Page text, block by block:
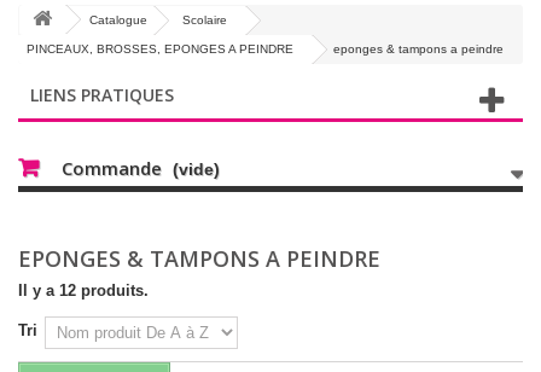
Catalogue Scolaire
PINCEAUX, BROSSES, EPONGES A PEINDRE eponges & tampons a peindre
LIENS PRATIQUES
Commande (vide)
EPONGES & TAMPONS A PEINDRE
Il y a 12 produits.
Tri